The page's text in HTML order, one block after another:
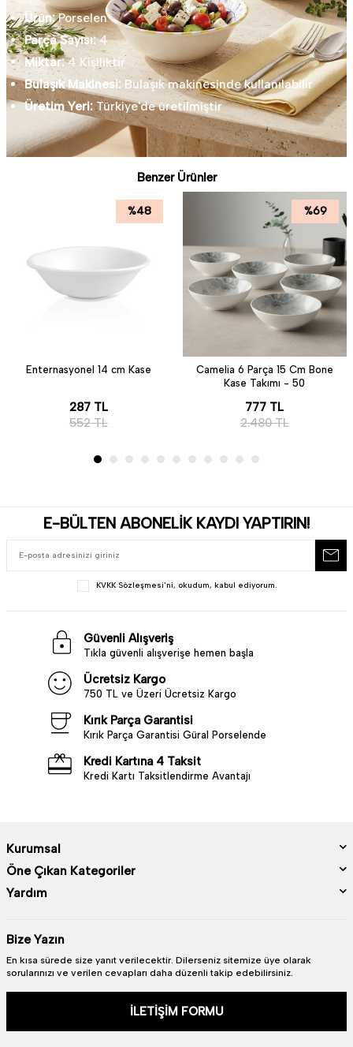
Ürün:Porselen
Parça Sayısı:4
Miktar:4 Kişiliktir
Bulaşık Makinesi: Bulaşık makinesinde kullanılabilir
Üretim Yeri:Türkiye'de üretilmiştir
Benzer Ürünler
%48
Enternasyonel 14 cm Kase
287TL
552TL
%69
Camelia 6 Parça 15 Cm Bone
Kase Takımı - 50
777 TL
2.480TL
E-BÜLTEN ABONELİK KAYDI YAPTIRIN!
KVKK Sözleşmesi'ni, okudum, kabul ediyorum.
Güvenli Alışveriş
Tıkla güvenli alışverişe hemen başla
Ücretsiz Kargo
750 TL ve Üzeri Ücretsiz Kargo
Kırık Parça Garantisi
Kırık Parça Garantisi Güral Porselende
Kredi Kartına 4 Taksit
Kredi Kartı Taksitlendirme Avantajı
Kurumsal
Öne Çıkan Kategoriler
Yardım
Bize Yazın
En kısa sürede size yanıt verilecektir. Dilerseniz sitemize üye olarak
sorularınızı ve verilen cevapları daha düzenli takip edebilirsiniz.
İLETİŞİM FORMU